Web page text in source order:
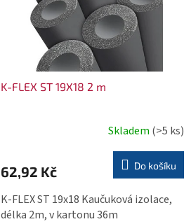
K-FLEX ST 19X18 2 m
Skladem (>5 ks)
62,92 Kč Do košíku
K-FLEX ST 19x18 Kaučuková izolace,
délka 2m, v kartonu 36m